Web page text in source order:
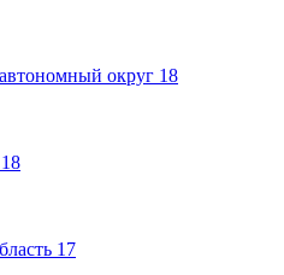
округ 18
18
17